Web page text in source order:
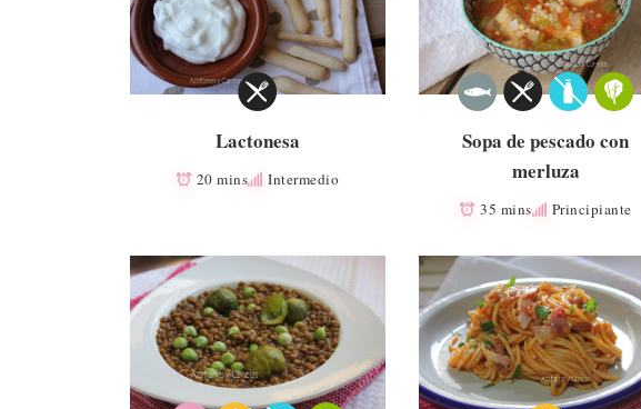
Lactonesa
20 mins Intermedio
Sopa de pescado con
merluza
35 mins Principiante